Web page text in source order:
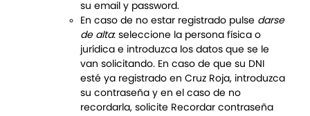
su email y password.
En caso de no estar registrado pulse darse
de alta: seleccione la persona física o
jurídica e introduzca los datos que se le
van solicitando. En caso de que su DNI
esté ya registrado en Cruz Roja, introduzca
su contraseña y en el caso de no
recordarla, solicite Recordar contraseña